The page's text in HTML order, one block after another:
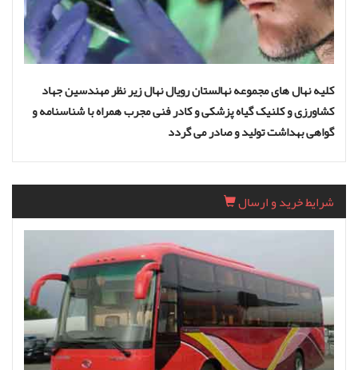
کلیه نهال های مجموعه نهالستان رویال نهال زیر نظر مهندسین جهاد
کشاورزی و کلنیک گیاه پزشکی و کادر فنی مجرب همراه با شناسنامه و
گواهی بهداشت تولید و صادر می گردد
شرایط خرید و ارسال